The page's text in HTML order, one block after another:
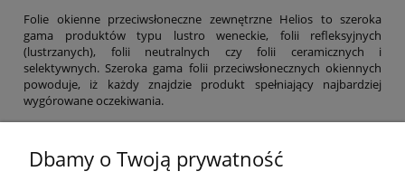
Folie okienne przeciwsłoneczne zewnętrzne Helios to szeroka
gama produktów typu lustro weneckie, folii refleksyjnych
(lustrzanych), folii neutralnych czy folii ceramicznych i
selektywnych. Szeroka gama folii przeciwsłonecznych okiennych
powoduje, iż każdy znajdzie produkt spełniający najbardziej
wygórowane oczekiwania.
Dbamy o Twoją prywatność